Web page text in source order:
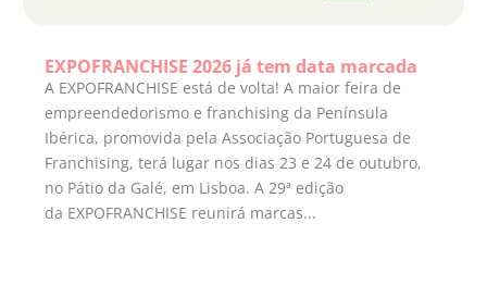
EXPOFRANCHISE 2026 já tem data marcada
A EXPOFRANCHISE está de volta! A maior feira de
empreendedorismo e franchising da Península
Ibérica, promovida pela Associação Portuguesa de
Franchising, terá lugar nos dias 23 e 24 de outubro,
no Pátio da Galé, em Lisboa. A 29ª edição
da EXPOFRANCHISE reunirá marcas...